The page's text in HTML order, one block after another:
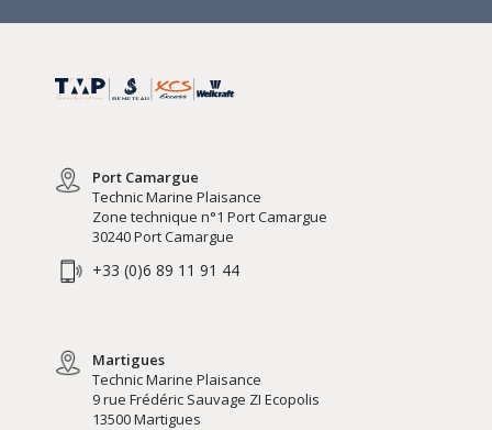
Port Camargue
Technic Marine Plaisance
Zone technique n°1 Port Camargue
30240 Port Camargue
+33 (0)6 89 11 91 44
Martigues
Technic Marine Plaisance
9 rue Frédéric Sauvage ZI Ecopolis
13500 Martigues